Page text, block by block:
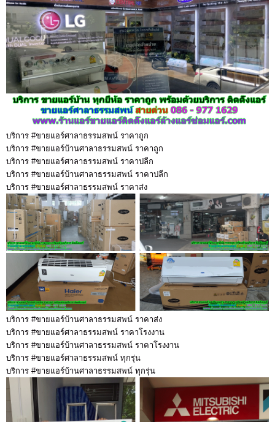
บริการ #ขายแอร์ศาลาธรรมสพน์ ราคาถูก
บริการ #ขายแอร์บ้านศาลาธรรมสพน์ ราคาถูก
บริการ #ขายแอร์ศาลาธรรมสพน์ ราคาปลีก
บริการ #ขายแอร์บ้านศาลาธรรมสพน์ ราคาปลีก
บริการ #ขายแอร์ศาลาธรรมสพน์ ราคาส่ง
บริการ #ขายแอร์บ้านศาลาธรรมสพน์ ราคาส่ง
บริการ #ขายแอร์ศาลาธรรมสพน์ ราคาโรงงาน
บริการ #ขายแอร์บ้านศาลาธรรมสพน์ ราคาโรงงาน
บริการ #ขายแอร์ศาลาธรรมสพน์ ทุกรุ่น
บริการ #ขายแอร์บ้านศาลาธรรมสพน์ ทุกรุ่น